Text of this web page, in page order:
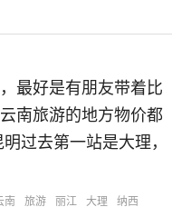
最好是有朋友带着比
南旅游的地方物价都
去第一站是大理，
南 旅游 丽江 大理 纳西